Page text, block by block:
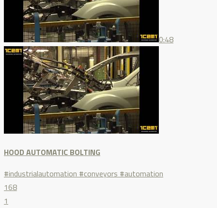
0:48
HOOD AUTOMATIC BOLTING
#industrialautomation #conveyors #automation
168
1